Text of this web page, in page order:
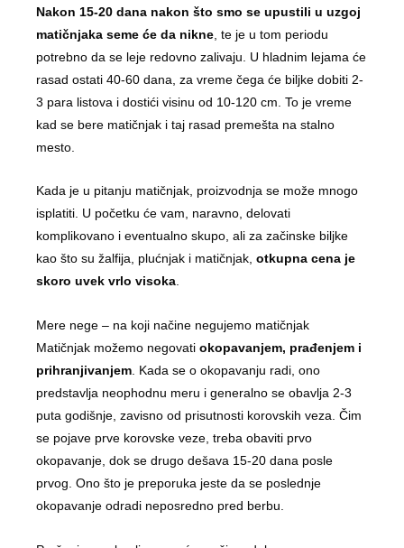
Nakon 15-20 dana nakon što smo se upustili u uzgoj
matičnjaka seme će da nikne , te je u tom periodu
potrebno da se leje redovno zalivaju. U hladnim lejama će
rasad ostati 40-60 dana, za vreme čega će biljke dobiti 2-
3 para listova i dostići visinu od 10-120 cm. To je vreme
kad se bere matičnjak i taj rasad premešta na stalno
mesto.
Kada je u pitanju matičnjak, proizvodnja se može mnogo
isplatiti. U početku će vam, naravno, delovati
komplikovano i eventualno skupo, ali za začinske biljke
kao što su žalfija, plućnjak i matičnjak, otkupna cena je
skoro uvek vrlo visoka.
Mere nege – na koji načine negujemo matičnjak
Matičnjak možemo negovati okopavanjem, prađenjem i
prihranjivanjem. Kada se o okopavanju radi, ono
predstavlja neophodnu meru i generalno se obavlja 2-3
puta godišnje, zavisno od prisutnosti korovskih veza. Čim
se pojave prve korovske veze, treba obaviti prvo
okopavanje, dok se drugo dešava 15-20 dana posle
prvog. Ono što je preporuka jeste da se poslednje
okopavanje odradi neposredno pred berbu.